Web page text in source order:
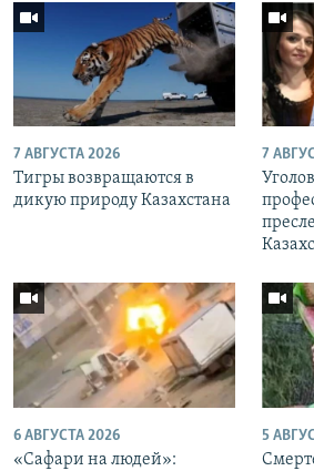
7 АВГУСТА 2026
Тигры возвращаются в
дикую природу Казахстана
7
6 АВГУСТА 2026
«Cафари на людей»:
5